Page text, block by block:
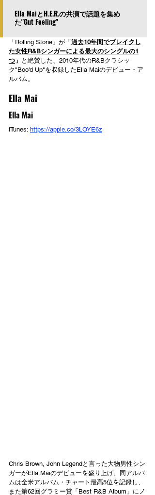
Ella MaiとH.E.R.の共演で話題を集め
た"Gut Feeling"
「Rolling Stone」が 「 過去10年間でブレイクし
た女性R&Bシンガーによる最大のシングルの1
つ 」 と絶賛した、2010年代のR&Bクラシッ
ク"Boo'd Up"を収録したElla Maiのデビュー・ア
ルバム。
Ella Mai
Ella Mai
iTunes: https://apple.co/3LOYE6z
Chris Brown, John Legendと言った大物男性シン
ガーがElla Maiのデビューを盛り上げ、同アルバ
ムは全米アルバム・チャート最高5位を記録し、
また第62回グラミー賞「Best R&B Album」にノ